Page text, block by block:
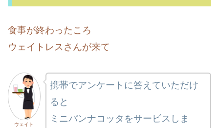
食事が終わったころ
ウェイトレスさんが来て
ウェイト
携帯でアンケートに答えていただけ
ると
ミニパンナコッタをサービスしま